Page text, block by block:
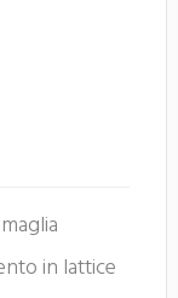
in lattice